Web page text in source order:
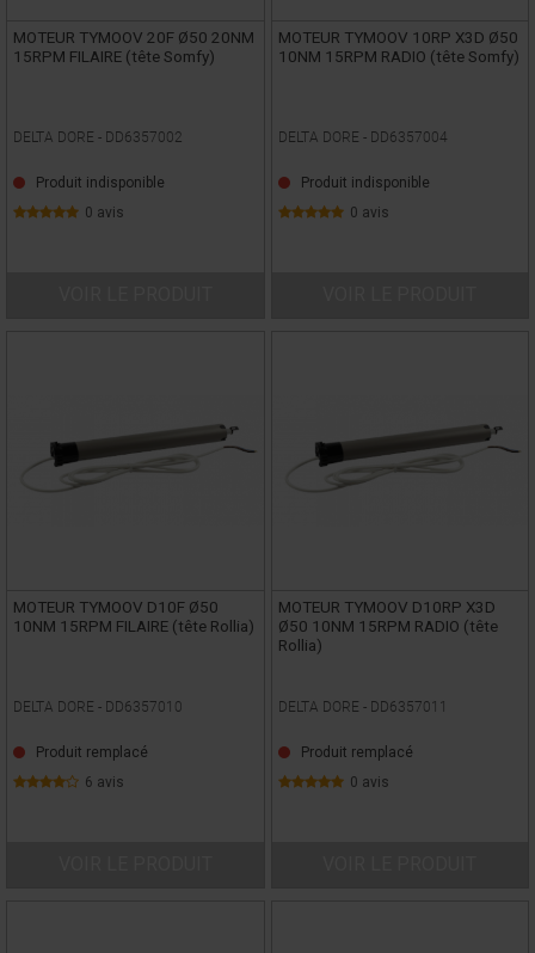
MOTEUR TYMOOV 20F Ø50 20NM
15RPM FILAIRE (tête Somfy)
DELTA DORE - DD6357002
Produit indisponible
0 avis
MOTEUR TYMOOV 10RP X3D Ø50
10NM 15RPM RADIO (tête Somfy)
DELTA DORE - DD6357004
Produit indisponible
0 avis
MOTEUR TYMOOV D10F Ø50
10NM 15RPM FILAIRE (tête Rollia)
DELTA DORE - DD6357010
Produit remplacé
6 avis
MOTEUR TYMOOV D10RP X3D
Ø50 10NM 15RPM RADIO (tête
Rollia)
DELTA DORE - DD6357011
Produit remplacé
0 avis